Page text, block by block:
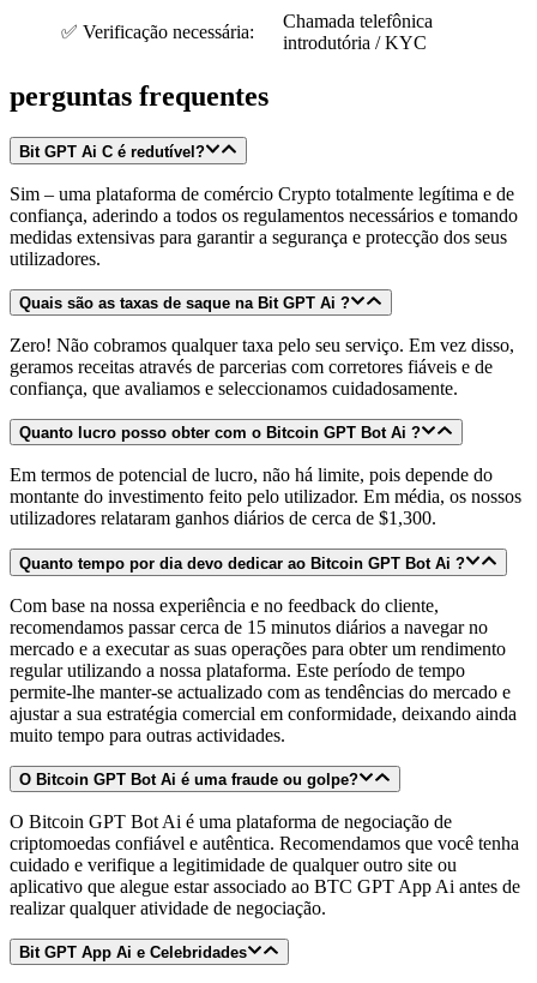
✅ Verificação necessária:
Chamada telefônica
introdutória / KYC
perguntas frequentes
Bit GPT Ai C é redutível?
Sim – uma plataforma de comércio Crypto totalmente legítima e de
confiança, aderindo a todos os regulamentos necessários e tomando
medidas extensivas para garantir a segurança e protecção dos seus
utilizadores.
Quais são as taxas de saque na Bit GPT Ai ?
Zero! Não cobramos qualquer taxa pelo seu serviço. Em vez disso,
geramos receitas através de parcerias com corretores fiáveis e de
confiança, que avaliamos e seleccionamos cuidadosamente.
Quanto lucro posso obter com o Bitcoin GPT Bot Ai ?
Em termos de potencial de lucro, não há limite, pois depende do
montante do investimento feito pelo utilizador. Em média, os nossos
utilizadores relataram ganhos diários de cerca de $1,300.
Quanto tempo por dia devo dedicar ao Bitcoin GPT Bot Ai ?
Com base na nossa experiência e no feedback do cliente,
recomendamos passar cerca de 15 minutos diários a navegar no
mercado e a executar as suas operações para obter um rendimento
regular utilizando a nossa plataforma. Este período de tempo
permite-lhe manter-se actualizado com as tendências do mercado e
ajustar a sua estratégia comercial em conformidade, deixando ainda
muito tempo para outras actividades.
O Bitcoin GPT Bot Ai é uma fraude ou golpe?
O Bitcoin GPT Bot Ai é uma plataforma de negociação de
criptomoedas confiável e autêntica. Recomendamos que você tenha
cuidado e verifique a legitimidade de qualquer outro site ou
aplicativo que alegue estar associado ao BTC GPT App Ai antes de
realizar qualquer atividade de negociação.
Bit GPT App Ai e Celebridades